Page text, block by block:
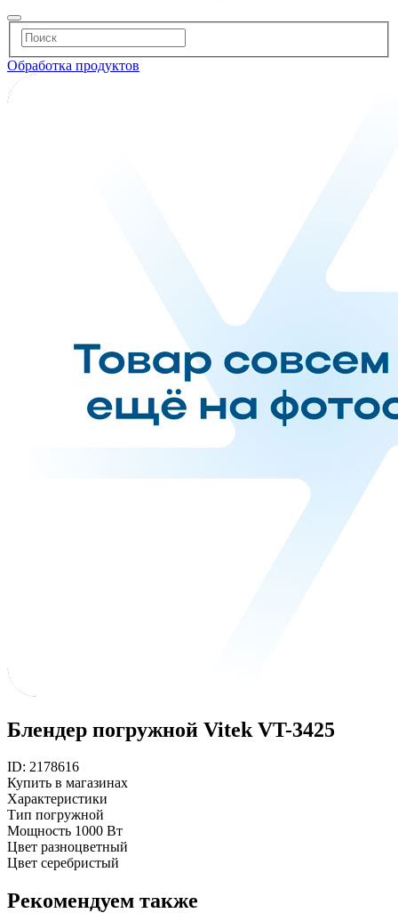
Обработка продуктов
Блендер погружной Vitek VT-3425
ID: 2178616
Купить в магазинах
Характеристики
Тип погружной
Мощность 1000 Вт
Цвет разноцветный
Цвет серебристый
Рекомендуем также